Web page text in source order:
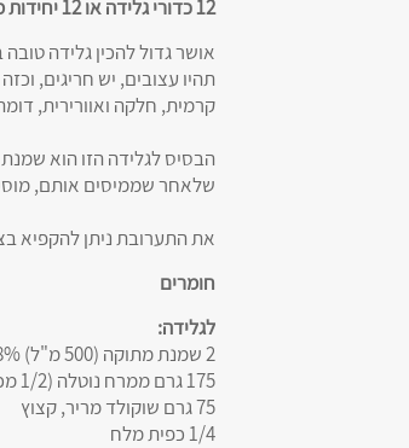
12 כדורי גלידה או 12 יחידות מיני קסטה/קוקילידה
אושר גדול להכין גלידה
תהיו עצובים, יש חריגים,
קרמית, חלקה ואוורירית,
הבסיס לגלידה הזו הוא
שלאחר שממיסים אותם,
את התערובת ניתן להקפיא
חומרים
לגלידה:
2 שמנת מתוקה (500 מ"ל) 38%
175 גרם ממרח נוטלה (1/2 מכל קטן)
75 גרם שוקולד מריר, קצוץ
1/4 כפית מלח